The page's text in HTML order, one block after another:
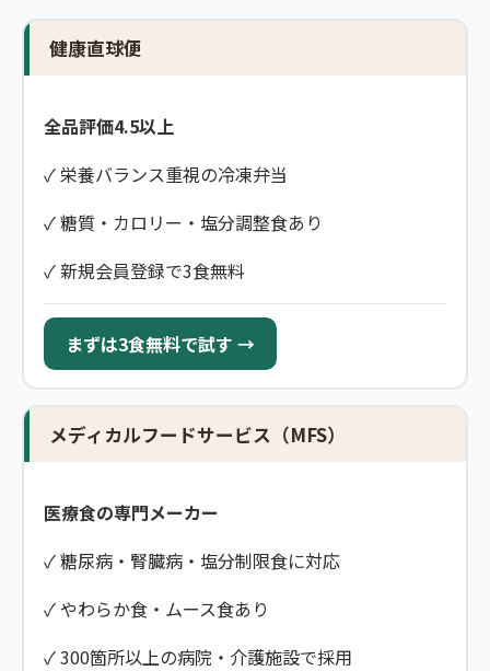
健康直球便
全品評価4.5以上
✓ 栄養バランス重視の冷凍弁当
✓ 糖質・カロリー・塩分調整食あり
✓ 新規会員登録で3食無料
まずは3食無料で試す →
メディカルフードサービス（MFS）
医療食の専門メーカー
✓ 糖尿病・腎臓病・塩分制限食に対応
✓ やわらか食・ムース食あり
✓ 300箇所以上の病院・介護施設で採用